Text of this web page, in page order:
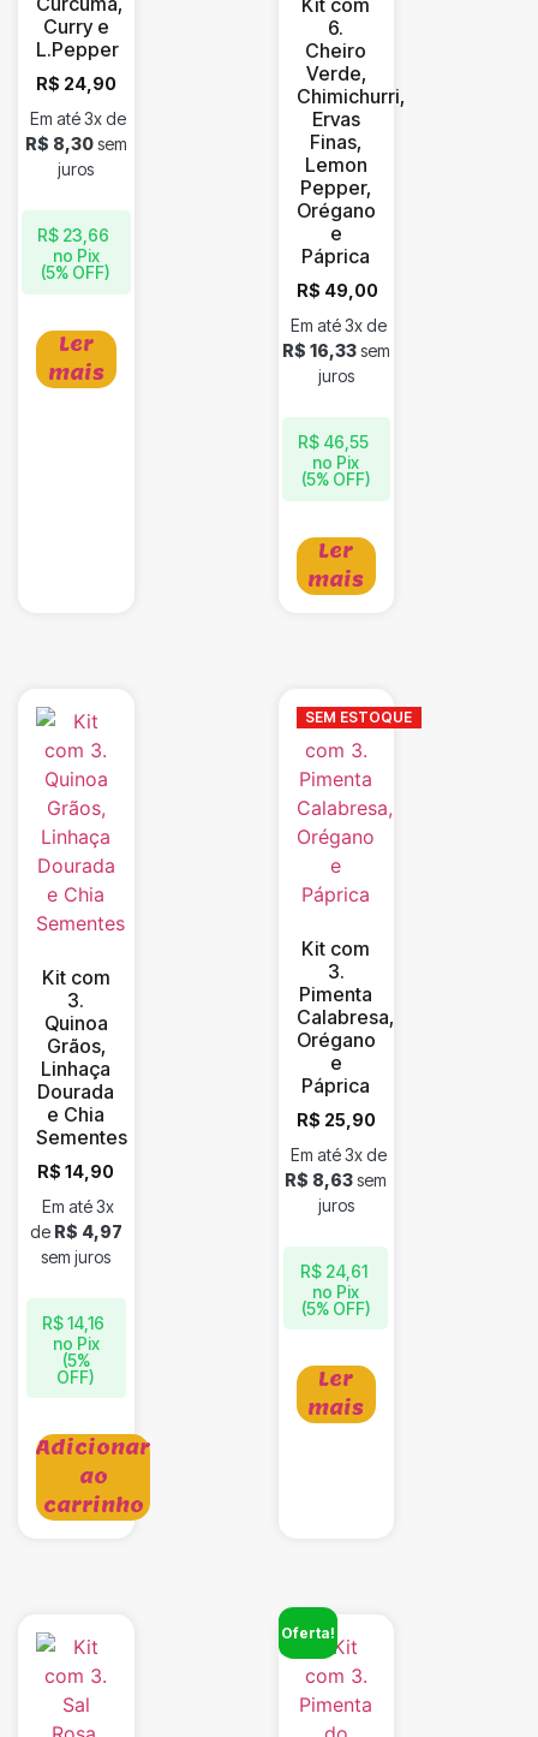
Curry e
L.Pepper
R$ 24,90
R$ 23,66
no Pix
(5% OFF)
Em até 3x de
R$ 8,30sem
juros
Ler
mais
6.
Cheiro
Verde,
Chimichurri,
Ervas
Finas,
Lemon
Pepper,
Orégano
e
Páprica
R$ 49,00
R$ 46,55
no Pix
(5% OFF)
Em até 3x de
R$ 16,33sem
juros
Ler
mais
Kit com
3.
Quinoa
Grãos,
Linhaça
Dourada
e Chia
Sementes
R$ 14,90
R$14,16
no Pix
(5%
OFF)
Em até 3x
de R$ 4,97
sem juros
Adicionar
ao
carrinho
SEM ESTOQUE
Kit com
3.
Pimenta
Calabresa,
Orégano
e
Páprica
R$ 25,90
R$24,61
no Pix
(5% OFF)
Em até 3x de
R$ 8,63sem
juros
Ler
mais
Oferta!